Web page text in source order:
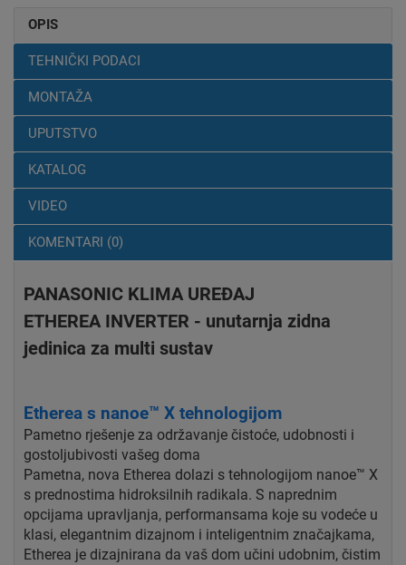
OPIS
TEHNIČKI PODACI
MONTAŽA
UPUTSTVO
KATALOG
VIDEO
KOMENTARI (0)
PANASONIC KLIMA UREĐAJ
ETHEREA INVERTER - unutarnja zidna
jedinica za multi sustav
Etherea s nanoe™ X tehnologijom
Pametno rješenje za održavanje čistoće, udobnosti i
gostoljubivosti vašeg doma
Pametna, nova Etherea dolazi s tehnologijom nanoe™ X
s prednostima hidroksilnih radikala. S naprednim
opcijama upravljanja, performansama koje su vodeće u
klasi, elegantnim dizajnom i inteligentnim značajkama,
Etherea je dizajnirana da vaš dom učini udobnim, čistim